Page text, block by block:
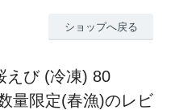
ショップへ戻る
えび (冷凍) 80
春漁)のレビ